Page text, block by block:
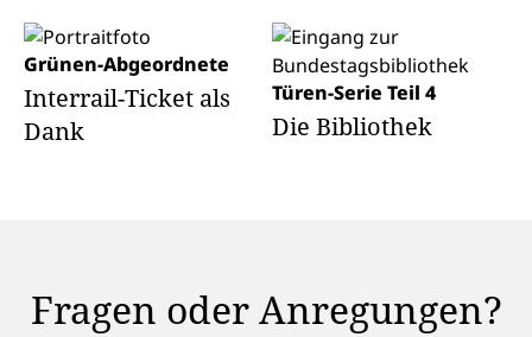
Grünen-Abgeordnete
Interrail-Ticket als
Dank
Türen-Serie Teil 4
Die Bibliothek
Fragen oder Anregungen?